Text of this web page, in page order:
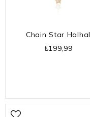
Chain Star Halhal
₺199,99